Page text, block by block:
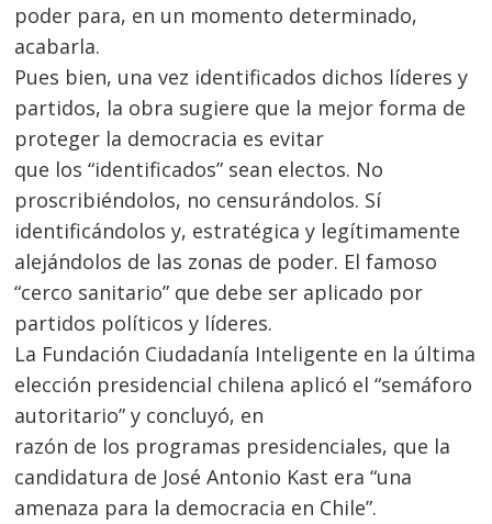
poder para, en un momento determinado,
acabarla.
Pues bien, una vez identificados dichos líderes y
partidos, la obra sugiere que la mejor forma de
proteger la democracia es evitar
que los “identificados” sean electos. No
proscribiéndolos, no censurándolos. Sí
identificándolos y, estratégica y legítimamente
alejándolos de las zonas de poder. El famoso
“cerco sanitario” que debe ser aplicado por
partidos políticos y líderes.
La Fundación Ciudadanía Inteligente en la última
elección presidencial chilena aplicó el “semáforo
autoritario” y concluyó, en
razón de los programas presidenciales, que la
candidatura de José Antonio Kast era “una
amenaza para la democracia en Chile”.